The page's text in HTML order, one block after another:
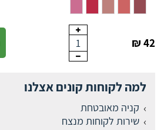
42 ₪
1
למה לקוחות קונים אצלנו
קניה מאובטחת
שירות לקוחות מנצח